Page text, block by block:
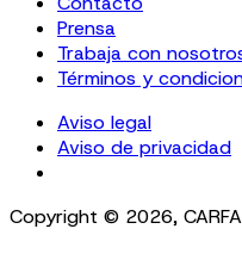
Prensa
Trabaja con
Términos y
Aviso legal
Aviso de privacidad
Copyright © 2026,